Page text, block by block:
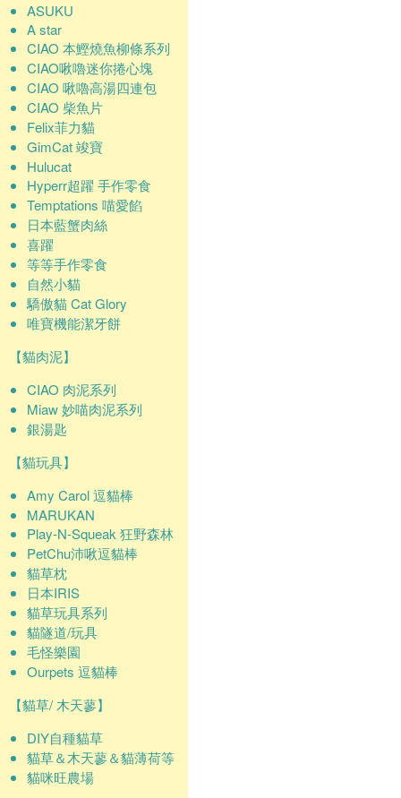
ASUKU
A star
CIAO 本鰹燒魚柳條系列
CIAO啾嚕迷你捲心塊
CIAO 啾嚕高湯四連包
CIAO 柴魚片
Felix菲力貓
GimCat 竣寶
Hulucat
Hyperr超躍 手作零食
Temptations 喵愛餡
日本藍蟹肉絲
喜躍
等等手作零食
自然小貓
驕傲貓 Cat Glory
唯寶機能潔牙餅
【貓肉泥】
CIAO 肉泥系列
Miaw 妙喵肉泥系列
銀湯匙
【貓玩具】
Amy Carol 逗貓棒
MARUKAN
Play-N-Squeak 狂野森林
PetChu沛啾逗貓棒
貓草枕
日本IRIS
貓草玩具系列
貓隧道/玩具
毛怪樂園
Ourpets 逗貓棒
【貓草/ 木天蓼】
DIY自種貓草
貓草＆木天蓼＆貓薄荷等
貓咪旺農場